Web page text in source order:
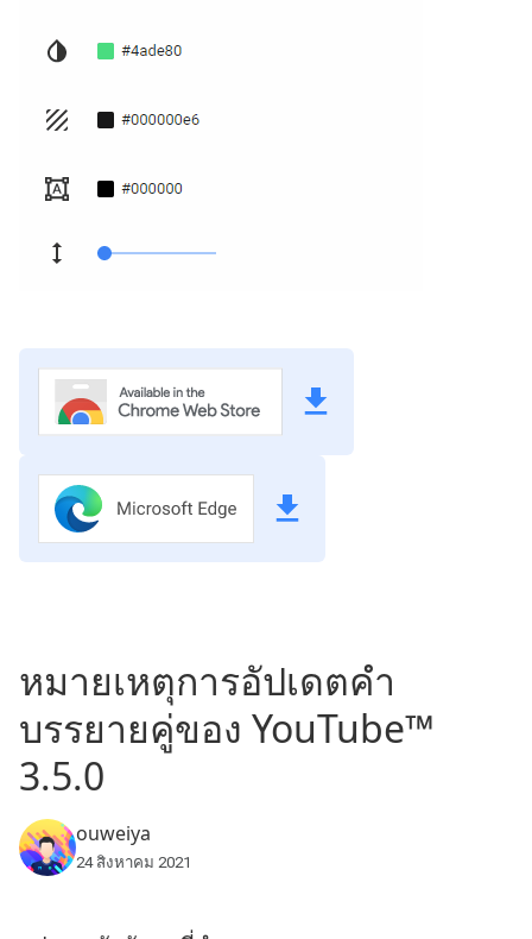
หมายเหตุการอัปเดตคำ
บรรยายคู่ของ YouTube™
3.5.0
ouweiya
24 สิงหาคม 2021